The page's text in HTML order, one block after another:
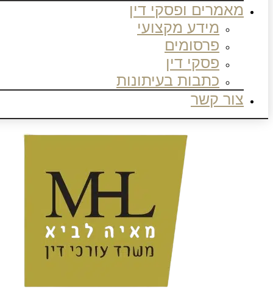
מאמרים ופסקי דין
מידע מקצועי
פרסומים
פסקי דין
כתבות בעיתונות
צור קשר